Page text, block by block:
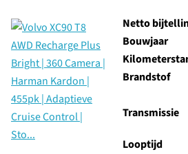
Netto
Bouwjaar
Brandstof
Transmissie
Looptijd